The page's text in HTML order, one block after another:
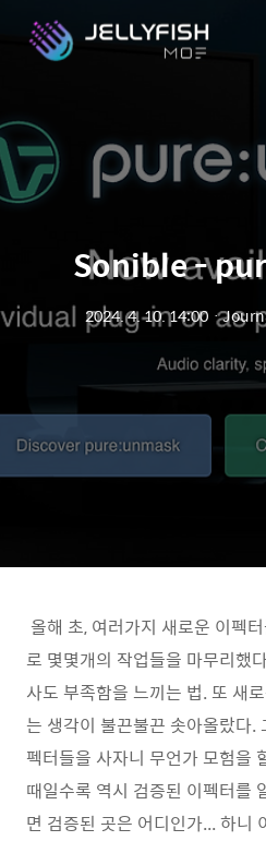
Sonible -
2024. 4. 10. 14:00ㆍ
올해 초, 여러가지 새로운 이펙
로 몇몇개의 작업들을 마무리했
사도 부족함을 느끼는 법. 또 새
는 생각이 불끈불끈 솟아올랐다.
펙터들을 사자니 무언가 모험을
때일수록 역시 검증된 이펙터를
면 검증된 곳은 어디인가... 하니